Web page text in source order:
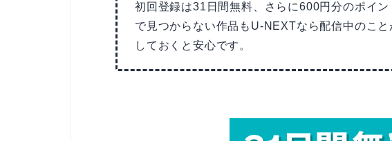
初回登録は31日間無料、さらに600円分のポイ
で見つからない作品もU-NEXTなら配信中のこ
しておくと安心です。